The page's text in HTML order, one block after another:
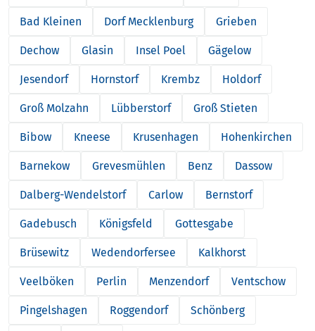
Bad Kleinen Dorf Mecklenburg Grieben
Dechow Glasin Insel Poel Gägelow
Jesendorf Hornstorf Krembz Holdorf
Groß Molzahn Lübberstorf Groß Stieten
Bibow Kneese Krusenhagen Hohenkirchen
Barnekow Grevesmühlen Benz Dassow
Dalberg-Wendelstorf Carlow Bernstorf
Gadebusch Königsfeld Gottesgabe
Brüsewitz Wedendorfersee Kalkhorst
Veelböken Perlin Menzendorf Ventschow
Pingelshagen Roggendorf Schönberg